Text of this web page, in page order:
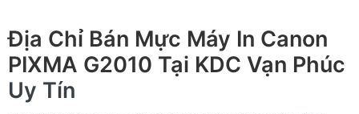
Địa Chỉ Bán Mực Máy In Canon
PIXMA G2010 Tại KDC Vạn Phúc
Uy Tín